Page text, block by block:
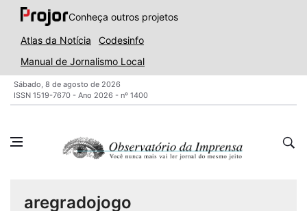
Conheça outros projetos
Atlas da Notícia
Codesinfo
Manual de Jornalismo Local
Sábado, 8 de agosto de 2026
ISSN 1519-7670 - Ano 2026 - nº 1400
aregradojogo